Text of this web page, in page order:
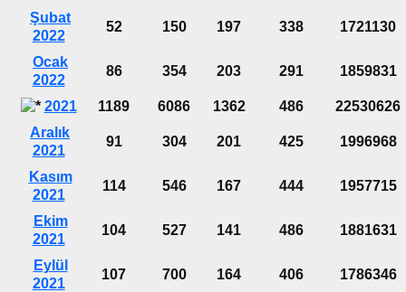
Şubat
2022
52 150 197 338 1721130
Ocak
2022
86 354 203 291 1859831
2021 1189 6086 1362 486
22530626
Aralık
2021
91 304 201 425 1996968
Kasım
2021
114 546 167 444 1957715
Ekim
2021
104 527 141 486 1881631
Eylül
2021
107 700 164 406 1786346